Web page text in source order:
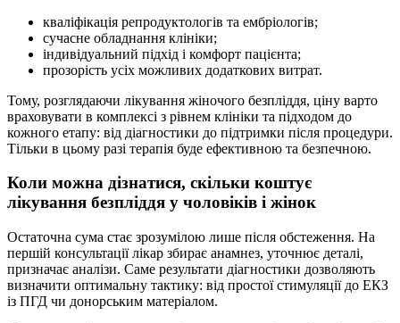
кваліфікація репродуктологів та ембріологів;
сучасне обладнання клініки;
індивідуальний підхід і комфорт пацієнта;
прозорість усіх можливих додаткових витрат.
Тому, розглядаючи лікування жіночого безпліддя, ціну варто
враховувати в комплексі з рівнем клініки та підходом до
кожного етапу: від діагностики до підтримки після процедури.
Тільки в цьому разі терапія буде ефективною та безпечною.
Коли можна дізнатися, скільки коштує
лікування безпліддя у чоловіків і жінок
Остаточна сума стає зрозумілою лише після обстеження. На
першій консультації лікар збирає анамнез, уточнює деталі,
призначає аналізи. Саме результати діагностики дозволяють
визначити оптимальну тактику: від простої стимуляції до ЕКЗ
із ПГД чи донорським матеріалом.